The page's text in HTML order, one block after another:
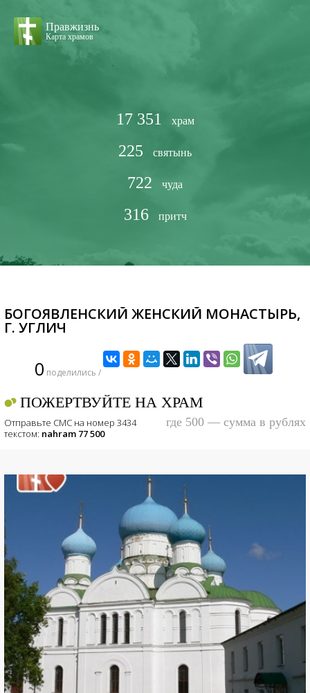
Правжизнь
Карта храмов
17 351 храм
225 святынь
722 чуда
316 притч
БОГОЯВЛЕНСКИЙ ЖЕНСКИЙ МОНАСТЫРЬ,
Г. УГЛИЧ
0 поделились /
ПОЖЕРТВУЙТЕ НА ХРАМ
Отправьте СМС на номер 3434
текстом: nahram 77 500
где 500 — сумма в рублях